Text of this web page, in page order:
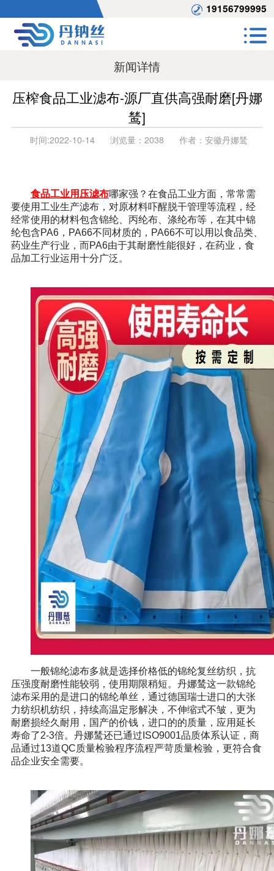
19156799995
新闻详情
压榨食品工业滤布-源厂直供高强耐磨[丹娜
鸶]
时间:2022-10-14 浏览量： 2038 作者： 安徽丹娜鸶
食品工业用压滤布哪家强？在食品工业方面，常常需
要使用工业生产滤布，对原材料吓醒脱干管理等流程，经
经常使用的材料包含锦纶、丙纶布、涤纶布等，在其中锦
纶包含PA6，PA66不同材质的，PA66不可以用以食品类、
药业生产行业，而PA6由于其耐磨性能很好，在药业，食
品加工行业运用十分广泛。
一般锦纶滤布多就是选择价格低的锦纶复丝纺织，抗
压强度耐磨性能较弱，使用期限稍短。丹娜鸶这一款锦纶
滤布采用的是进口的锦纶单丝，通过德国瑞士进口的大张
力纺织机纺织，持续高温定形解决，不伸缩式不皱，更为
耐磨损经久耐用，国产的价钱，进口的的质量，应用延长
寿命了2-3倍。丹娜鸶还已通过ISO9001品质体系认证，商
品通过13道QC质量检验程序流程严苛质量检验，更符合食
品企业安全需要。